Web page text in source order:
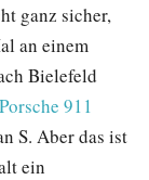
ganz sicher,
an einem
Bielefeld
Porsche 911
S. Aber das ist
ein